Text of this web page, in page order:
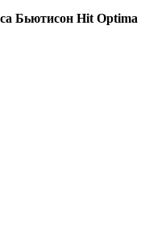
Бьютисон Hit Optima